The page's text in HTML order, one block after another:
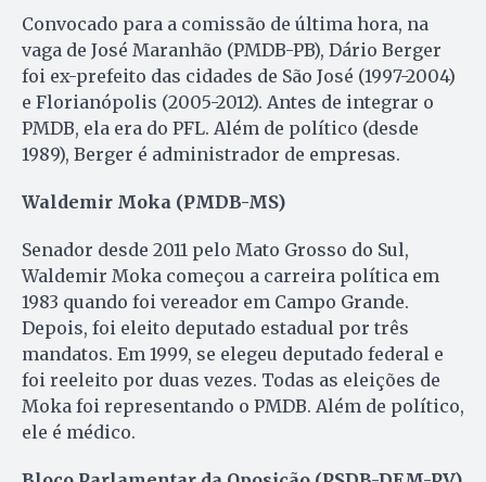
Convocado para a comissão de última hora, na
vaga de José Maranhão (PMDB-PB), Dário Berger
foi ex-prefeito das cidades de São José (1997-2004)
e Florianópolis (2005-2012). Antes de integrar o
PMDB, ela era do PFL. Além de político (desde
1989), Berger é administrador de empresas.
Waldemir Moka (PMDB-MS)
Senador desde 2011 pelo Mato Grosso do Sul,
Waldemir Moka começou a carreira política em
1983 quando foi vereador em Campo Grande.
Depois, foi eleito deputado estadual por três
mandatos. Em 1999, se elegeu deputado federal e
foi reeleito por duas vezes. Todas as eleições de
Moka foi representando o PMDB. Além de político,
ele é médico.